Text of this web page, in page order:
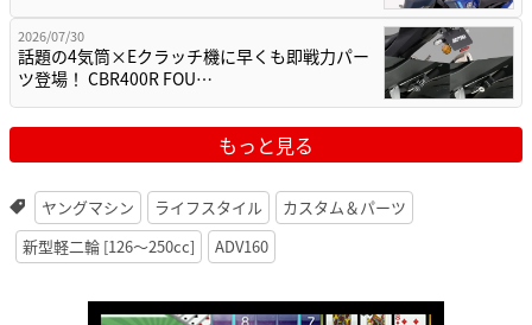
2026/07/30
話題の4気筒×Eクラッチ機に早くも即戦力パー
ツ登場！ CBR400R FOU…
もっと見る
ヤングマシン ライフスタイル
カスタム＆パーツ
新型軽二輪 [126〜250cc]
ADV160